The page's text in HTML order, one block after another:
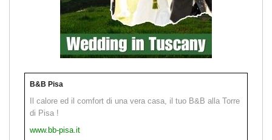
B&B Pisa
Il calore ed il comfort di una vera casa, il tuo B&B alla Torre
di Pisa !
www.bb-pisa.it